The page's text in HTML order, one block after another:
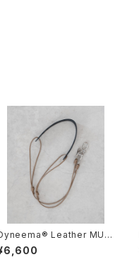
Leather MUL
SHOULDER STRAP/20
ダイニーマレザー マル